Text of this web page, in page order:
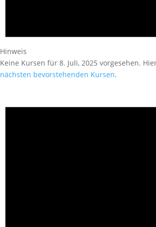
Hinweis
Keine Kursen für 8. Juli, 2025 vorgesehen.
nächsten bevorstehenden Kursen.